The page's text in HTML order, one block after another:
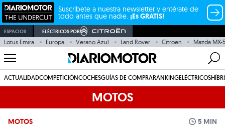
Suscríbete a nuestra newsletter y entérate de
todo antes que nadie. ¡Es GRATIS!
ESPACIOS ELÉCTRICOS POR
Lotus Emira Europa Verano Azul Land Rover Citroën Mazda MX-5
ACTUALIDADCOMPETICIÓNCOCHESGUÍAS DE COMPRARANKINGELÉCTRICOS
MOTOS
MOTOS 5 MIN